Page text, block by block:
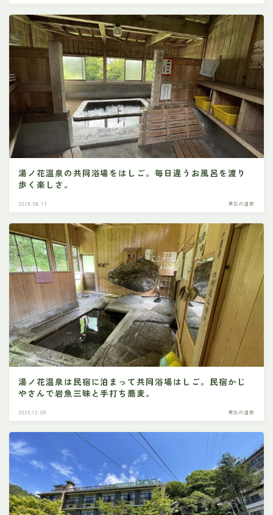
湯ノ花温泉の共同浴場をはしご。毎日違うお風呂を渡り
歩く楽しさ。
2026.06.13 東北の温泉
湯ノ花温泉は民宿に泊まって共同浴場はしご。民宿かじ
やさんで岩魚三昧と手打ち蕎麦。
2025.12.08 東北の温泉